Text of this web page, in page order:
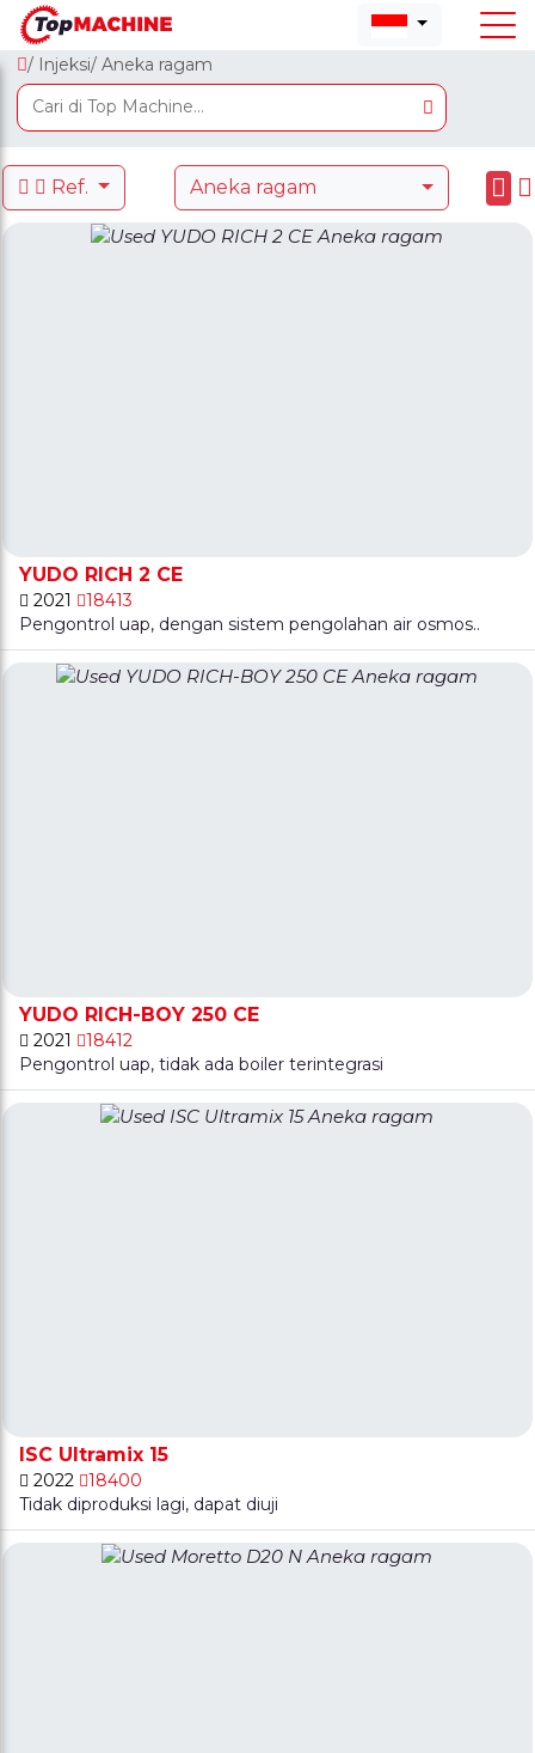
/ Injeksi/ Aneka ragam
Ref. Aneka ragam
YUDO RICH 2 CE
2021
18413
Pengontrol uap, dengan sistem pengolahan air osmos..
YUDO RICH-BOY 250 CE
2021
18412
Pengontrol uap, tidak ada boiler terintegrasi
ISC Ultramix 15
2022
18400
Tidak diproduksi lagi, dapat diuji